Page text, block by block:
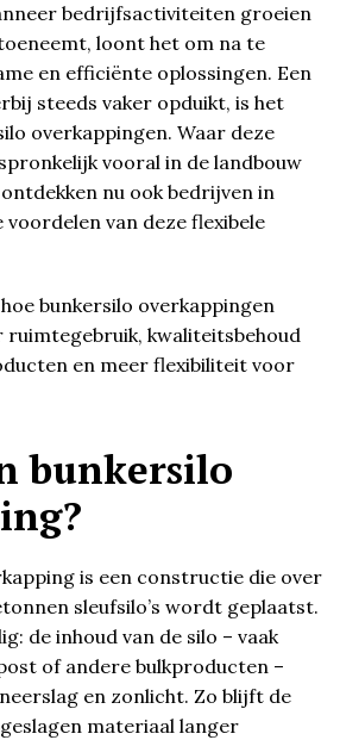
bedrijfsactiviteiten groeien
loont het om na te
en efficiënte oplossingen. Een
steeds vaker opduikt, is het
overkappingen. Waar deze
vooral in de landbouw
nu ook bedrijven in
van deze flexibele
bunkersilo overkappingen
ruimtegebruik, kwaliteitsbehoud
en meer flexibiliteit voor
bunkersilo
is een constructie die over
sleufsilo’s wordt geplaatst.
de inhoud van de silo – vaak
of andere bulkproducten –
en zonlicht. Zo blijft de
materiaal langer